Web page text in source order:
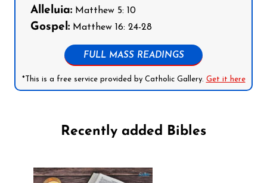
Alleluia: Matthew 5: 10
Gospel: Matthew 16: 24-28
FULL MASS READINGS
*This is a free service provided by Catholic Gallery. Get it here
Recently added Bibles